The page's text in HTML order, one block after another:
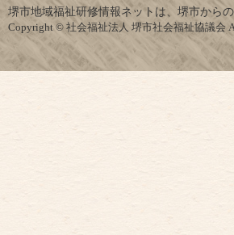
堺市地域福祉研修情報ネットは、堺市から
Copyright © 社会福祉法人 堺市社会福祉協議会